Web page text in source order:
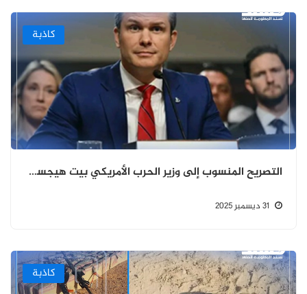
كاذبة
التصريح المنسوب إلى وزير الحرب الأمريكي بيت هيجسيث بشأن الإشادة بالمجلس الانتقالي مزيف
كاذبة